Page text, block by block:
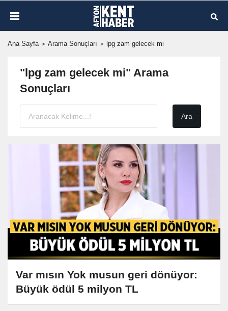
Ana Sayfa Arama Sonuçları lpg zam gelecek mi
"lpg zam gelecek mi" Arama
Sonuçları
Var mısın Yok musun geri dönüyor:
Büyük ödül 5 milyon TL